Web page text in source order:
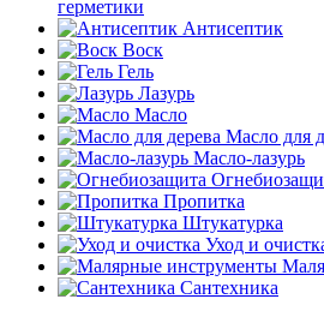
герметики
Антисептик
Воск
Гель
Лазурь
Масло
Масло для
Масло-лазурь
Пропитка
Штукатурка
Уход и
Сантехника